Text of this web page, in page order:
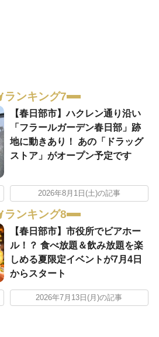
ランキング7
【春日部市】ハクレン通り沿い
「フラールガーデン春日部」跡
地に動きあり！ あの「ドラッグ
ストア」がオープン予定です
2026年8月1日(土)の記事
ランキング8
【春日部市】市役所でビアホー
ル！？ 食べ放題＆飲み放題を楽
しめる夏限定イベントが7月4日
からスタート
2026年7月13日(月)の記事